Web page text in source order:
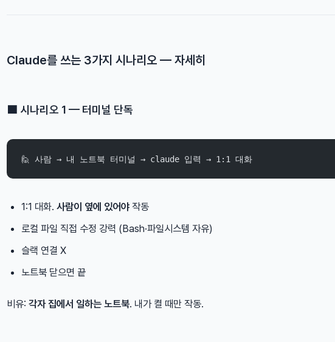
Claude를 쓰는 3가지 시나리오 — 자세히
🟦 시나리오 1 — 터미널 단독
🙋 사람 → 내 노트북 터미널 → claude 입력 → 1:1 대화
1:1 대화. 사람이 옆에 있어야 작동
로컬 파일 직접 수정 강력 (Bash·파일시스템 자유)
슬랙 연결 X
노트북 닫으면 끝
비유: 각자 집에서 일하는 노트북. 내가 켤 때만 작동.